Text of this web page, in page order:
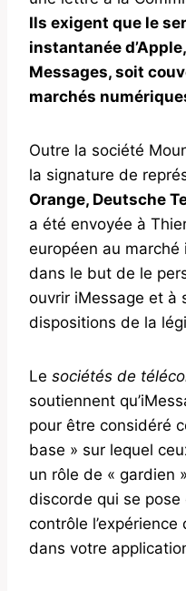
Ils exigent que le
instantanée
Messages, soit
marchés
Outre la société
la signature de
Orange, Deutsche
a été envoyée à
européen au
dans le but de le
ouvrir iMessage et à
dispositions de la
Le sociétés de
soutiennent
pour être considéré
base » sur lequel
un rôle de « gardien
discorde qui se
contrôle l’expérience
dans votre